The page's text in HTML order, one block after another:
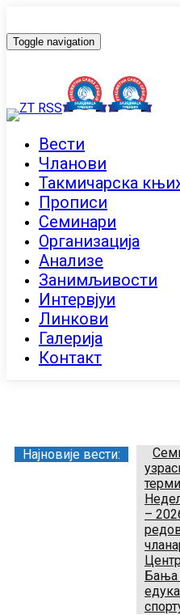
Toggle navigation
Вести
Чланови
Такмичарска
Прописи
Семинари
Организација
Анализе
Занимљивости
Интервјуи
Линкови
Галерија
Контакт
Најновије вести:
–
Бања